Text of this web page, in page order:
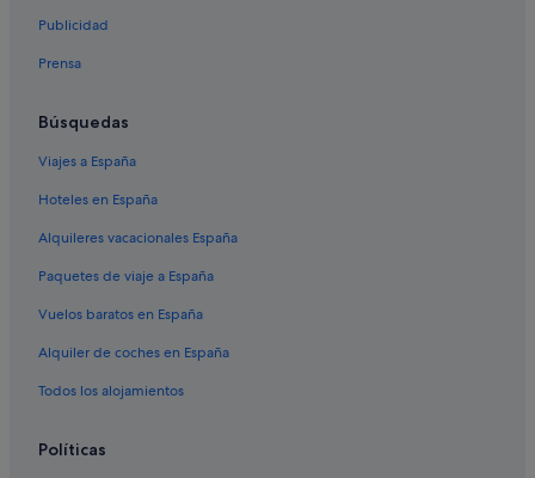
Apartamentos en Víznar
Alfacar hoteles
Hoteles para familias en Alfacar
Campings de caravanas en Víznar
Hoteles románticos en Alfacar
Hoteles con spa en Alfacar
Casas rurales en Güevéjar
Chalets en Alfacar
Casas de campo en Güevéjar
Víznar hoteles
Casas de campo en Víznar
Publicidad
Prensa
Búsquedas
Viajes a España
Hoteles en España
Alquileres vacacionales España
Paquetes de viaje a España
Vuelos baratos en España
Alquiler de coches en España
Todos los alojamientos
Políticas